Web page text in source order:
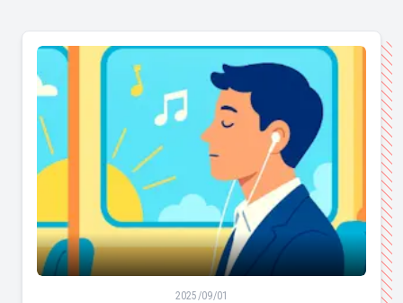
【ハイ・ミド Morning Playlist】～あなたの“朝の1曲”教え
2025/09/01